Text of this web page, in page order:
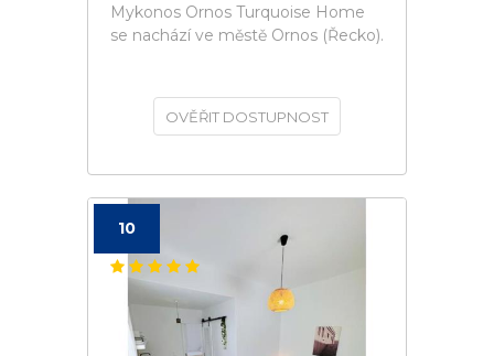
Mykonos Ornos Turquoise Home
se nachází ve městě Ornos (Řecko).
OVĚŘIT DOSTUPNOST
10